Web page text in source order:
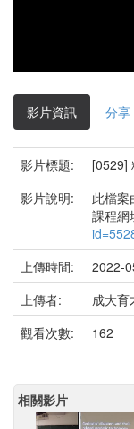
影片資訊 分享
影片標題:
[0529]
影片說明:
此檔
課程網
上傳時間:
2022-
上傳者:
成大育
觀看次數:
162
相關影片